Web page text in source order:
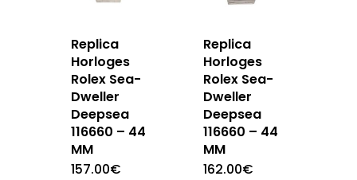
Replica
Horloges
Rolex Sea-
Dweller
Deepsea
116660 – 44
MM
157.00€
Replica
Horloges
Rolex Sea-
Dweller
Deepsea
116660 – 44
MM
162.00€